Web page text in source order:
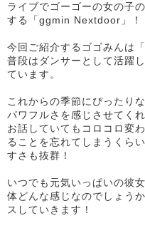
ライブでゴーゴーの女の子
する「ggmin Nextdoor」！
今回ご紹介するゴゴみんは
普段はダンサーとして活躍
ています。
これからの季節にぴったり
パワフルさを感じさせてくれ
お話していてもコロコロ変
ることを忘れてしまうくら
すさも抜群！
いつでも元気いっぱいの彼
体どんな感じなのでしょう
スしていきます！